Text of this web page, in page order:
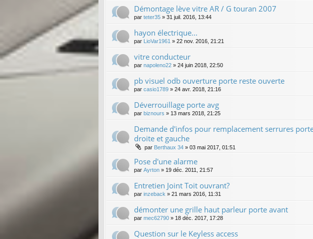
Démontage lève vitre AR / G touran 2007
par teter35 » 31 juil. 2016, 13:44
hayon électrique...
par LioVar1961 » 22 nov. 2016, 21:21
vitre conducteur
par napoleno22 » 24 juin 2018, 22:50
pb visuel odb ouverture porte reste ouverte
par casio1789 » 24 avr. 2018, 21:16
Déverrouillage porte avg
par biznours » 13 mars 2018, 21:25
Demande d'infos pour remplacement serrures
droite et gauche
par Berthaux 34 » 03 mai 2017, 01:51
Pose d'une alarme
par Ayrton » 19 déc. 2011, 21:57
Entretien Joint Toit ouvrant?
par inzeback » 21 mars 2016, 11:31
démonter une grille haut parleur porte avant
par mec62790 » 18 déc. 2017, 17:28
Question sur le Keyless access